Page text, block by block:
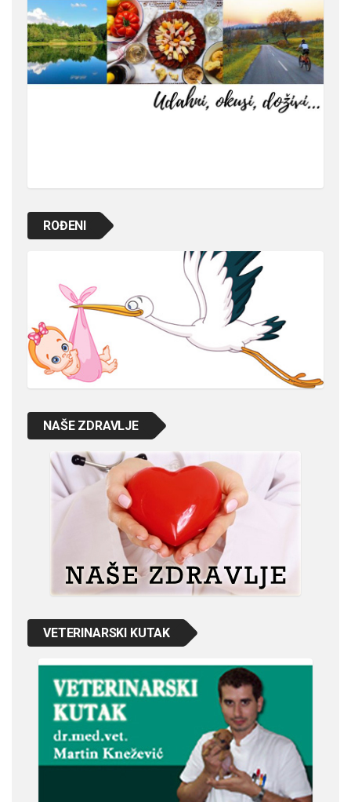
ROĐENI
NAŠE ZDRAVLJE
VETERINARSKI KUTAK